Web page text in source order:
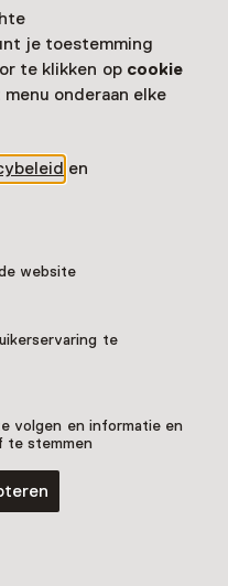
je toestemming
te klikken op cookie
onderaan elke
en
website
te
volgen en informatie en
te stemmen